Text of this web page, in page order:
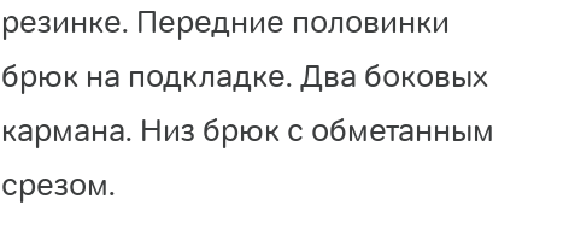
резинке. Передние половинки
брюк на подкладке. Два боковых
кармана. Низ брюк с обметанным
срезом.